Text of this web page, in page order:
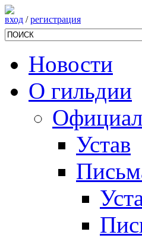
вход /регистрация
Новости
О гильдии
Устав